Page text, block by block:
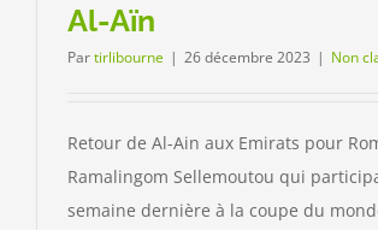
Al-Aïn
Partirlibourne | 26 décembre 2023 | Non
Retour de Al-Ain aux Emirats pour
Ramalingom Sellemoutou qui
semaine dernière à la coupe du